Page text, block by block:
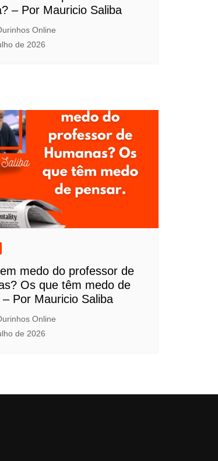
– Por Mauricio Saliba
Online
de 2026
medo do professor de
Os que têm medo de
– Por Mauricio Saliba
Online
de 2026